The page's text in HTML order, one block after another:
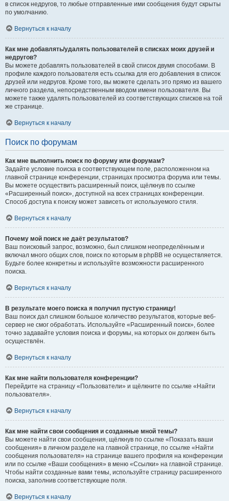
в список недругов, то любые отправленные ими сообщения будут скрыты
по умолчанию.
Вернуться к началу
Как мне добавлять/удалять пользователей в списках моих друзей и
недругов?
Вы можете добавлять пользователей в свой список двумя способами. В
профиле каждого пользователя есть ссылка для его добавления в список
друзей или недругов. Кроме того, вы можете сделать это прямо из вашего
личного раздела, непосредственным вводом имени пользователя. Вы
можете также удалять пользователей из соответствующих списков на той
же странице.
Вернуться к началу
Поиск по форумам
Как мне выполнить поиск по форуму или форумам?
Задайте условие поиска в соответствующем поле, расположенном на
главной странице конференции, страницах просмотра форума или темы.
Вы можете осуществить расширенный поиск, щёлкнув по ссылке
«Расширенный поиск», доступной на всех страницах конференции.
Способ доступа к поиску может зависеть от используемого стиля.
Вернуться к началу
Почему мой поиск не даёт результатов?
Ваш поисковый запрос, возможно, был слишком неопределённым и
включал много общих слов, поиск по которым в phpBB не осуществляется.
Будьте более конкретны и используйте возможности расширенного
поиска.
Вернуться к началу
В результате моего поиска я получил пустую страницу!
Ваш поиск дал слишком большое количество результатов, которые веб-
сервер не смог обработать. Используйте «Расширенный поиск», более
точно задавайте условия поиска и форумы, на которых он должен быть
осуществлён.
Вернуться к началу
Как мне найти пользователя конференции?
Перейдите на страницу «Пользователи» и щёлкните по ссылке «Найти
пользователя».
Вернуться к началу
Как мне найти свои сообщения и созданные мной темы?
Вы можете найти свои сообщения, щёлкнув по ссылке «Показать ваши
сообщения» в личном разделе на главной странице, по ссылке «Найти
сообщения пользователя» на странице вашего профиля на конференции
или по ссылке «Ваши сообщения» в меню «Ссылки» на главной странице.
Чтобы найти созданные вами темы, используйте страницу расширенного
поиска, заполнив соответствующие поля.
Вернуться к началу